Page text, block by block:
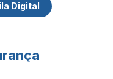
Digital